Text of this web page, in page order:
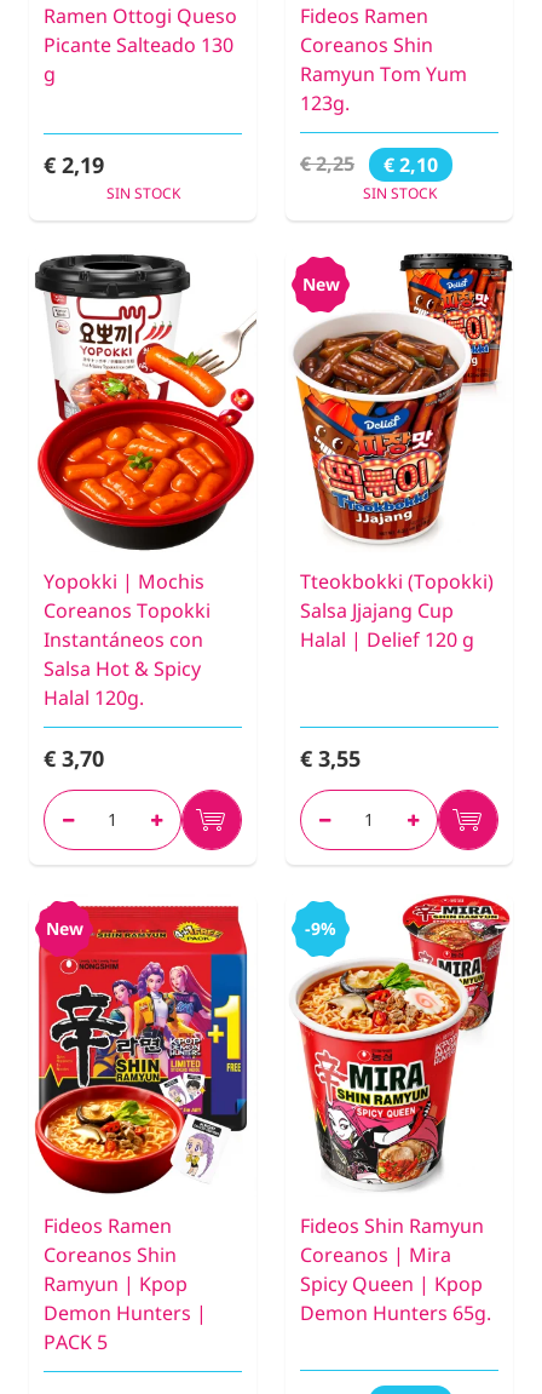
Ramen Ottogi Queso
Picante Salteado 130
g
€ 2,19
SIN STOCK
Fideos Ramen
Coreanos Shin
Ramyun Tom Yum
123g.
€ 2,25 € 2,10
SIN STOCK
Yopokki | Mochis
Coreanos Topokki
Instantáneos con
Salsa Hot & Spicy
Halal 120g.
€ 3,70
New
Tteokbokki (Topokki)
Salsa Jjajang Cup
Halal | Delief 120 g
€ 3,55
New
Fideos Ramen
Coreanos Shin
Ramyun | Kpop
Demon Hunters |
PACK 5
-9%
Fideos Shin Ramyun
Coreanos | Mira
Spicy Queen | Kpop
Demon Hunters 65g.